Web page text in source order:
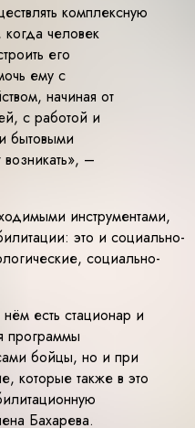
комплексную
человек
его
ему с
начиная от
с работой и
бытовыми
–
инструментами,
это и социально-
социально-
есть стационар и
программы
бойцы, но и при
которые также в это
Бахарева.